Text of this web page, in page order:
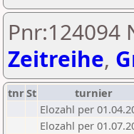
Pnr:124094
Zeitreihe,
tnrSt turnier
Elozahl per
Elozahl per